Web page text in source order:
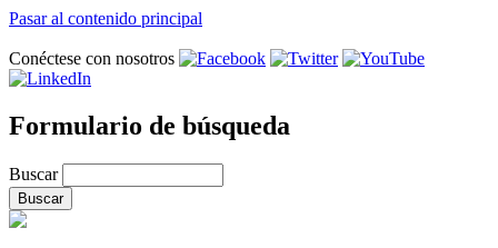
Pasar al contenido principal
Conéctese con nosotros
Formulario de búsqueda
Buscar